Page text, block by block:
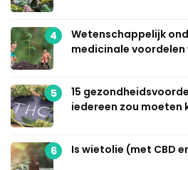
4
Wetenschappelijk
medicinale voordelen
5
15
iedereen zou moeten
6 Is wietolie (met CBD